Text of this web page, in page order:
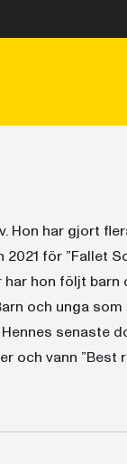
Hon har gjort
för ”Fallet
hon följt
och unga
senaste
och vann ”Best